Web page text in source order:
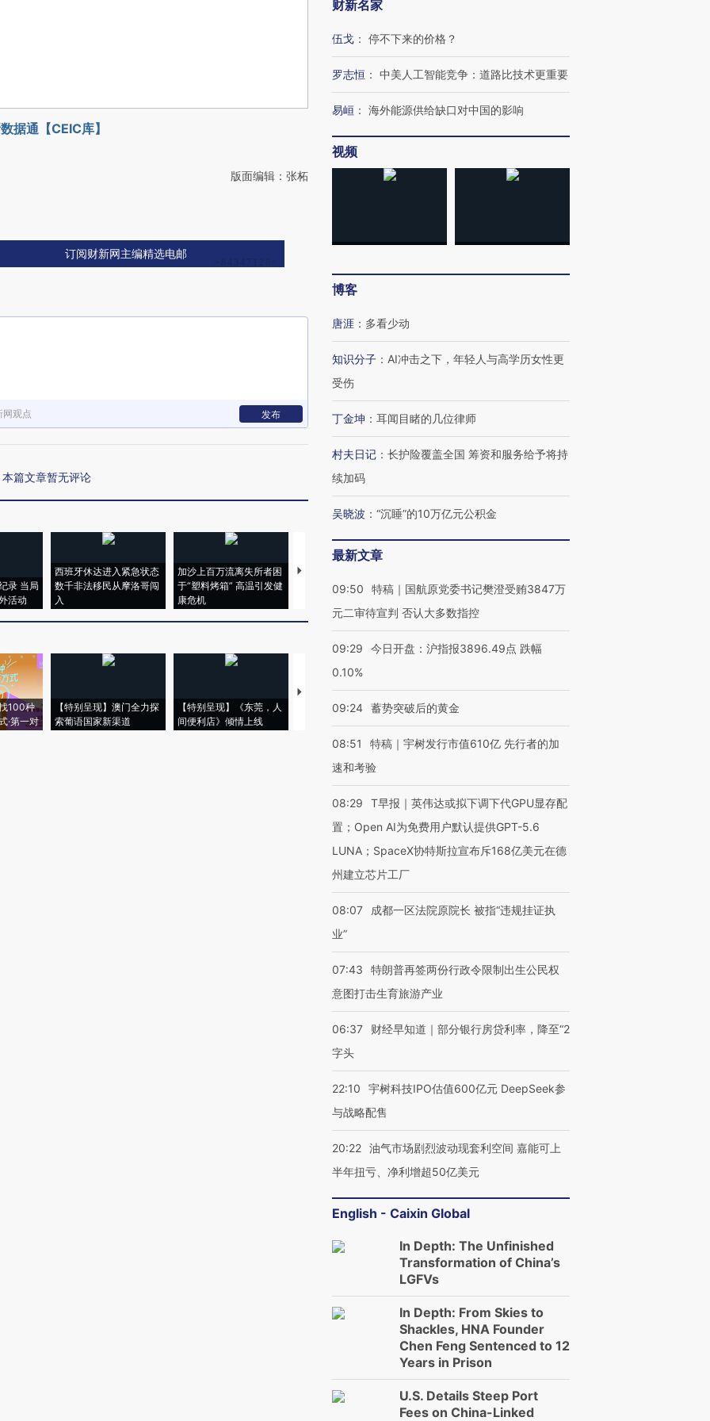
据通【CEIC库】
版面编辑：张柘
订阅财新网主编精选电邮
网观点 发布
本篇文章暂无评论
录 当局
活动
西班牙休达进入紧急状态
数千非法移民从摩洛哥闯
入
加沙上百万流离失所者困
于“塑料烤箱” 高温引发健
康危机
视线｜HYROX的吸金
术：是什么让中产们甘
粒摇头丸 尿检体内含3种
度Z世代 用街头抗争将教
100种
·第一对
【特别呈现】澳门全力探
索葡语国家新渠道
【特别呈现】《东莞，人
间便利店》倾情上线
【推广】走进第四届链博
会，让数智科技“链”接产
【特别呈现】寻找100种
【商旅对话】华住集团
财新名家
伍戈 ： 停不下来的价格？
罗志恒 ： 中美人工智能竞争：道路比技术更重要
易峘 ： 海外能源供给缺口对中国的影响
视频
博客
唐涯 ： 多看少动
知识分子 ： AI冲击之下，年轻人与高学历女性更
受伤
丁金坤 ： 耳闻目睹的几位律师
村夫日记 ： 长护险覆盖全国 筹资和服务给予将持
续加码
吴晓波 ： “沉睡”的10万亿元公积金
最新文章
09:50
特稿｜国航原党委书记樊澄受贿3847万
元二审待宣判 否认大多数指控
09:29
今日开盘：沪指报3896.49点 跌幅
0.10%
09:24 蓄势突破后的黄金
08:51
特稿｜宇树发行市值610亿 先行者的加
速和考验
08:29
T早报｜英伟达或拟下调下代GPU显存配
置；Open AI为免费用户默认提供GPT-5.6
LUNA；SpaceX协特斯拉宣布斥168亿美元在德
州建立芯片工厂
08:07
成都一区法院原院长 被指“违规挂证执
业”
07:43
特朗普再签两份行政令限制出生公民权
意图打击生育旅游产业
06:37
财经早知道｜部分银行房贷利率，降至“2
字头
22:10
宇树科技IPO估值600亿元 DeepSeek参
与战略配售
20:22 油气市场剧烈波动现套利空间 嘉能可上
半年扭亏、净利增超50亿美元
English - Caixin Global
In Depth: The Unfinished
Transformation of China’s
LGFVs
In Depth: From Skies to
Shackles, HNA Founder
Chen Feng Sentenced to 12
Years in Prison
U.S. Details Steep Port
Fees on China-Linked